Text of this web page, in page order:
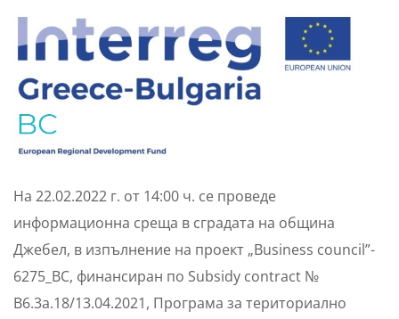
На 22.02.2022 г. от 14:00 ч. се проведе
информационна среща в сградата на община
Джебел, в изпълнение на проект „Business council”-
6275_BC, финансиран по Subsidy contract №
B6.3a.18/13.04.2021, Програма за териториално